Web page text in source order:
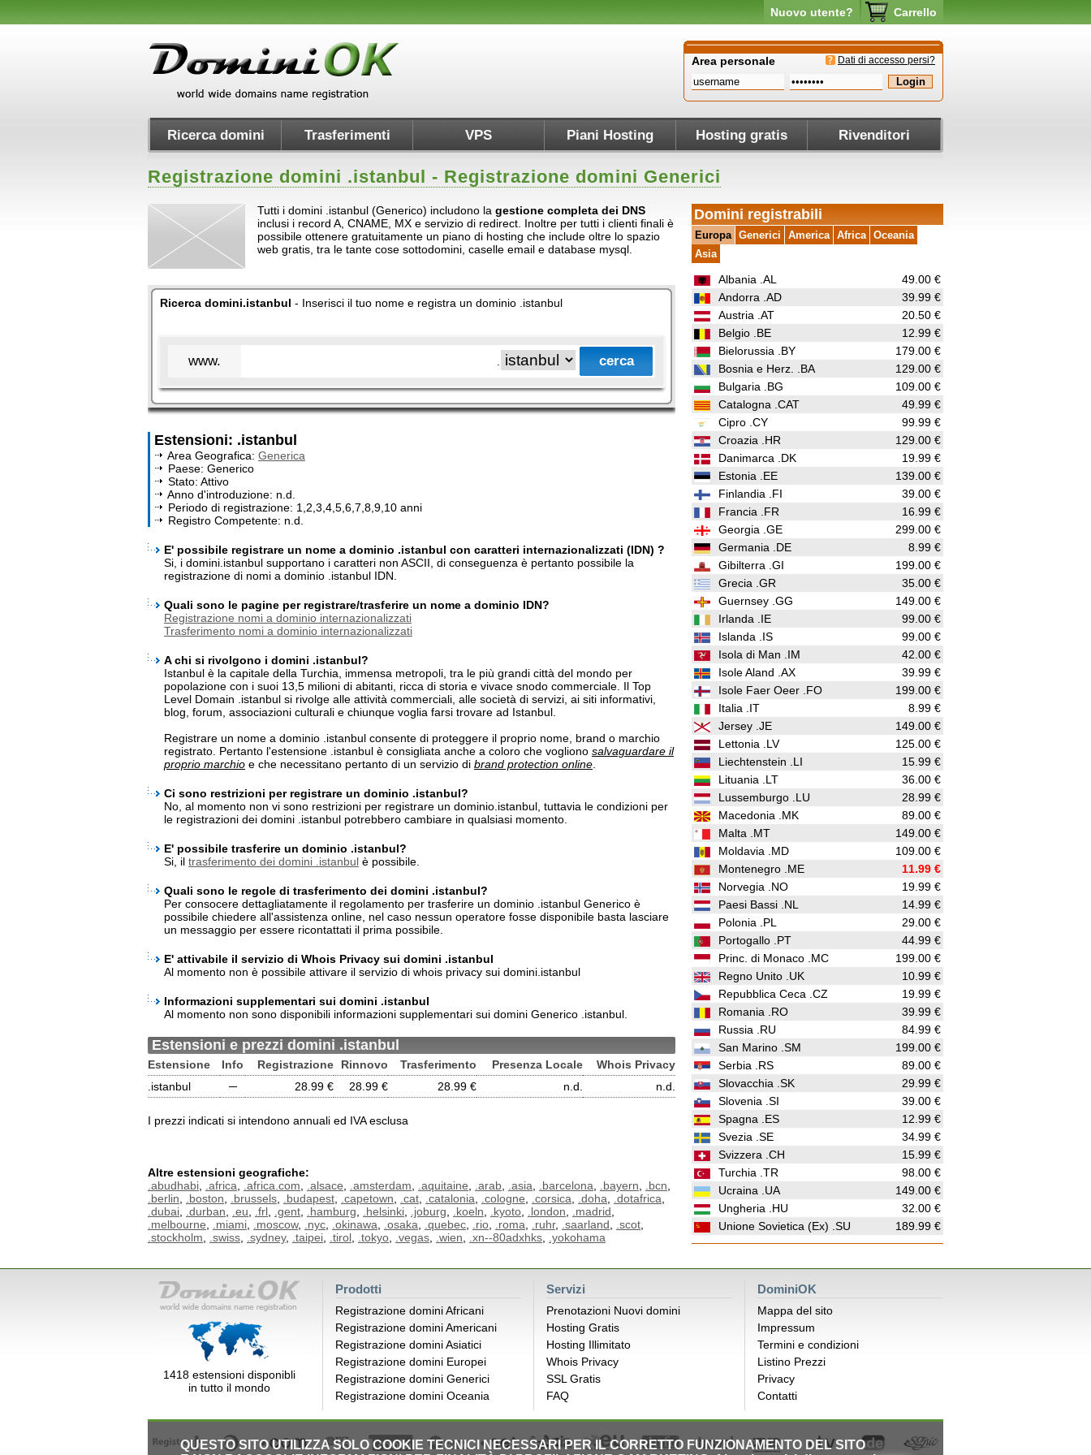
Nuovo utente? Carrello
Dati di accesso persi?
Area personale
Ricerca domini Trasferimenti VPS Piani Hosting Hosting gratis Rivenditori
Registrazione domini .istanbul - Registrazione domini Generici
Tutti i domini .istanbul (Generico) includono la gestione completa dei DNS
inclusi i record A, CNAME, MX e servizio di redirect. Inoltre per tutti i clienti finali è
possibile ottenere gratuitamente un piano di hosting che include oltre lo spazio
web gratis, tra le tante cose sottodomini, caselle email e database mysql.
Ricerca domini.istanbul - Inserisci il tuo nome e registra un dominio .istanbul
www.
Estensioni: .istanbul
Area Geografica: Generica
Paese: Generico
Stato: Attivo
Anno d'introduzione: n.d.
Periodo di registrazione: 1,2,3,4,5,6,7,8,9,10 anni
Registro Competente: n.d.
E' possibile registrare un nome a dominio .istanbul con caratteri internazionalizzati (IDN) ?
Si, i domini.istanbul supportano i caratteri non ASCII, di conseguenza è pertanto possibile la
registrazione di nomi a dominio .istanbul IDN.
Quali sono le pagine per registrare/trasferire un nome a dominio IDN?
Registrazione nomi a dominio internazionalizzati
Trasferimento nomi a dominio internazionalizzati
A chi si rivolgono i domini .istanbul?
Istanbul è la capitale della Turchia, immensa metropoli, tra le più grandi città del mondo per
popolazione con i suoi 13,5 milioni di abitanti, ricca di storia e vivace snodo commerciale. Il Top
Level Domain .istanbul si rivolge alle attività commerciali, alle società di servizi, ai siti informativi,
blog, forum, associazioni culturali e chiunque voglia farsi trovare ad Istanbul.
Registrare un nome a dominio .istanbul consente di proteggere il proprio nome, brand o marchio
registrato. Pertanto l'estensione .istanbul è consigliata anche a coloro che vogliono salvaguardare il
proprio marchio e che necessitano pertanto di un servizio di brand protection online
Ci sono restrizioni per registrare un dominio .istanbul?
No, al momento non vi sono restrizioni per registrare un dominio.istanbul, tuttavia le condizioni per
le registrazioni dei domini .istanbul potrebbero cambiare in qualsiasi momento.
E' possibile trasferire un dominio .istanbul?
Si, il trasferimento dei domini .istanbul è possibile.
Quali sono le regole di trasferimento dei domini .istanbul?
Per consocere dettagliatamente il regolamento per trasferire un dominio .istanbul Generico è
possibile chiedere all'assistenza online, nel caso nessun operatore fosse disponibile basta lasciare
un messaggio per essere ricontattati il prima possibile.
E' attivabile il servizio di Whois Privacy sui domini .istanbul
Al momento non è possibile attivare il servizio di whois privacy sui domini.istanbul
Informazioni supplementari sui domini .istanbul
Al momento non sono disponibili informazioni supplementari sui domini Generico .istanbul.
Estensioni e prezzi domini .istanbul
Estensione Info Registrazione Rinnovo Trasferimento Presenza Locale
Whois Privacy
.istanbul
─ 28.99 € 28.99 € 28.99 € n.d. n.d.
I prezzi indicati si intendono annuali ed IVA esclusa
Altre estensioni geografiche:
.abudhabi
.africa .africa.com .alsace .amsterdam .aquitaine .arab .asia .barcelona .bayern .bcn
.berlin
.boston .brussels .budapest .capetown .cat .catalonia .cologne .corsica .doha .dotafrica
.dubai
.durban .eu .frl .gent .hamburg .helsinki .joburg .koeln .kyoto .london .madrid
.melbourne
.miami .moscow, .nyc .okinawa .osaka .quebec .rio .roma .ruhr, .saarland .scot
.stockholm
.swiss .sydney, .taipei .tirol .tokyo .vegas .wien .xn--80adxhks .yokohama
Domini registrabili
Europa Generici America Africa Oceania
Asia
Albania .AL
49.00 €
Andorra .AD
39.99 €
Austria .AT
20.50 €
Belgio .BE
12.99 €
Bielorussia .BY
179.00 €
Bosnia e Herz. .BA
129.00 €
Bulgaria .BG
109.00 €
Catalogna .CAT
49.99 €
Cipro .CY
99.99 €
Croazia .HR
129.00 €
Danimarca .DK
19.99 €
Estonia .EE
139.00 €
Finlandia .FI
39.00 €
Francia .FR
16.99 €
Georgia .GE
299.00 €
Germania .DE
8.99 €
Gibilterra .GI
199.00 €
Grecia .GR
35.00 €
Guernsey .GG
149.00 €
Irlanda .IE
99.00 €
Islanda .IS
99.00 €
Isola di Man .IM
42.00 €
Isole Aland .AX
39.99 €
Isole Faer Oeer .FO
199.00 €
Italia .IT
8.99 €
Jersey .JE
149.00 €
Lettonia .LV
125.00 €
Liechtenstein .LI
15.99 €
Lituania .LT
36.00 €
Lussemburgo .LU
28.99 €
Macedonia .MK
89.00 €
Malta .MT
149.00 €
Moldavia .MD
109.00 €
Montenegro .ME
11.99 €
Norvegia .NO
19.99 €
Paesi Bassi .NL
14.99 €
Polonia .PL
29.00 €
Portogallo .PT
44.99 €
Princ. di Monaco .MC
199.00 €
Regno Unito .UK
10.99 €
Repubblica Ceca .CZ
19.99 €
Romania .RO
39.99 €
Russia .RU
84.99 €
San Marino .SM
199.00 €
Serbia .RS
89.00 €
Slovacchia .SK
29.99 €
Slovenia .SI
39.00 €
Spagna .ES
12.99 €
Svezia .SE
34.99 €
Svizzera .CH
15.99 €
Turchia .TR
98.00 €
Ucraina .UA
149.00 €
Ungheria .HU
32.00 €
Unione Sovietica (Ex) .SU
189.99 €
1418 estensioni disponibli
in tutto il mondo
Prodotti
Registrazione domini Africani
Registrazione domini Americani
Registrazione domini Asiatici
Registrazione domini Europei
Registrazione domini Generici
Registrazione domini Oceania
Servizi
Prenotazioni Nuovi domini
Hosting Gratis
Hosting Illimitato
Whois Privacy
SSL Gratis
FAQ
DominiOK
Mappa del sito
Impressum
Termini e condizioni
Listino Prezzi
Privacy
Contatti
QUESTO SITO UTILIZZA SOLO COOKIE TECNICI NECESSARI PER IL CORRETTO FUNZIONAMENTO DEL SITO